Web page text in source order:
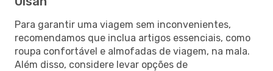
Para garantir uma viagem sem inconvenientes,
recomendamos que inclua artigos essenciais, como
roupa confortável e almofadas de viagem, na mala.
Além disso, considere levar opções de